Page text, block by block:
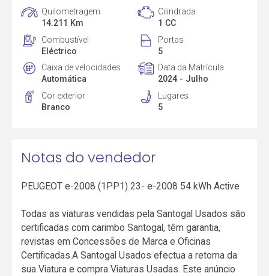
Quilometragem
14.211 Km
Cilindrada
1 CC
Combustível
Eléctrico
Portas
5
Caixa de velocidades
Automática
Data da Matrícula
2024 - Julho
Cor exterior
Branco
Lugares
5
Notas do vendedor
PEUGEOT e-2008 (1PP1) 23- e-2008 54 kWh Active
Todas as viaturas vendidas pela Santogal Usados são
certificadas com carimbo Santogal, têm garantia,
revistas em Concessões de Marca e Oficinas
Certificadas.A Santogal Usados efectua a retoma da
sua Viatura e compra Viaturas Usadas. Este anúncio